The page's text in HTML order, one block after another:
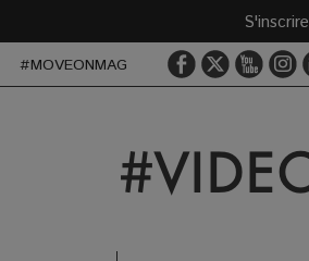
S'inscrire
#MOVEONMAG